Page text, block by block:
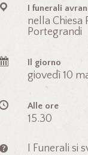
I funerali
nella Chiesa
Portegrandi
Il giorno
giovedì 10
Alle ore
15.30
I Funerali si